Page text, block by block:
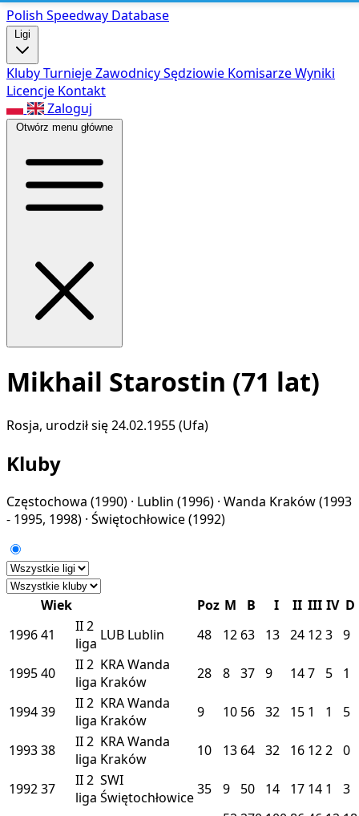
Polish Speedway Database
Ligi
KlubyTurniejeZawodnicySędziowie KomisarzeWyniki
Licencje Kontakt
Zaloguj
Otwórz menu główne
Mikhail Starostin (71 lat)
Rosja, urodził się 24.02.1955 (Ufa)
Kluby
Częstochowa (1990) · Lublin (1996) · Wanda Kraków(1993
- 1995, 1998) · Świętochłowice(1992)
Wiek Poz M B I II III IV D
199641 II2
liga LUB Lublin 48 12 63 13 24 123 9
199540 II2
liga
KRAWanda
Kraków
28 8 37 9 147 5 1
199439 II2
liga
KRAWanda
Kraków
9 10 56 32 15 1 1 5
199338 II2
liga
KRAWanda
Kraków
10 13 64 32 16 122 0
199237 II2
liga
SWI
Świętochłowice35 9 50 14 17 14 1
3